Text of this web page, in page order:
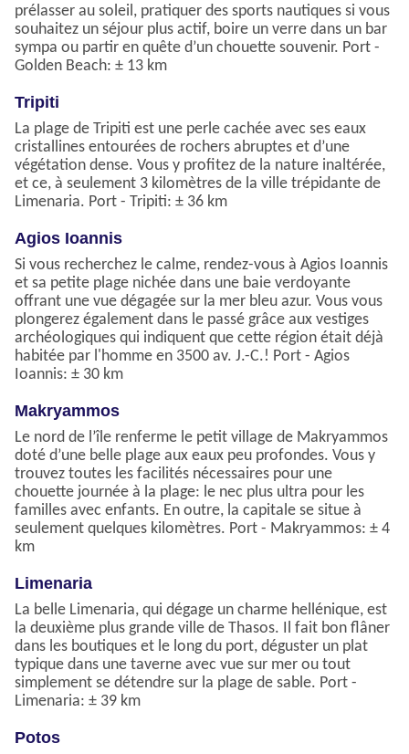
prélasser au soleil, pratiquer des sports nautiques si vous
souhaitez un séjour plus actif, boire un verre dans un bar
sympa ou partir en quête d’un chouette souvenir. Port -
Golden Beach: ± 13 km
Tripiti
La plage de Tripiti est une perle cachée avec ses eaux
cristallines entourées de rochers abruptes et d’une
végétation dense. Vous y profitez de la nature inaltérée,
et ce, à seulement 3 kilomètres de la ville trépidante de
Limenaria. Port - Tripiti: ± 36 km
Agios Ioannis
Si vous recherchez le calme, rendez-vous à Agios Ioannis
et sa petite plage nichée dans une baie verdoyante
offrant une vue dégagée sur la mer bleu azur. Vous vous
plongerez également dans le passé grâce aux vestiges
archéologiques qui indiquent que cette région était déjà
habitée par l'homme en 3500 av. J.-C.! Port - Agios
Ioannis: ± 30 km
Makryammos
Le nord de l’île renferme le petit village de Makryammos
doté d’une belle plage aux eaux peu profondes. Vous y
trouvez toutes les facilités nécessaires pour une
chouette journée à la plage: le nec plus ultra pour les
familles avec enfants. En outre, la capitale se situe à
seulement quelques kilomètres. Port - Makryammos: ± 4
km
Limenaria
La belle Limenaria, qui dégage un charme hellénique, est
la deuxième plus grande ville de Thasos. Il fait bon flâner
dans les boutiques et le long du port, déguster un plat
typique dans une taverne avec vue sur mer ou tout
simplement se détendre sur la plage de sable. Port -
Limenaria: ± 39 km
Potos